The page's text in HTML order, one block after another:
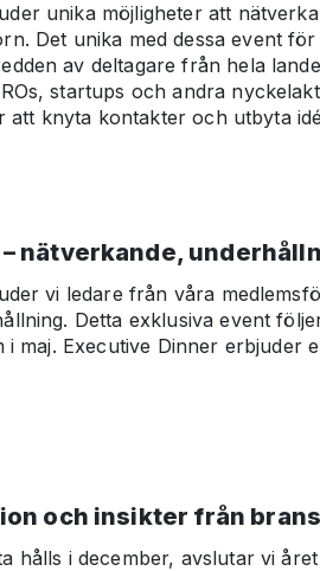
unika möjligheter att
Det unika med dessa event
av deltagare från hela
startups och andra
knyta kontakter och utbyta
nätverkande,
vi ledare från våra
Detta exklusiva event
maj. Executive Dinner erbjuder
och insikter från
hålls i december, avslutar vi